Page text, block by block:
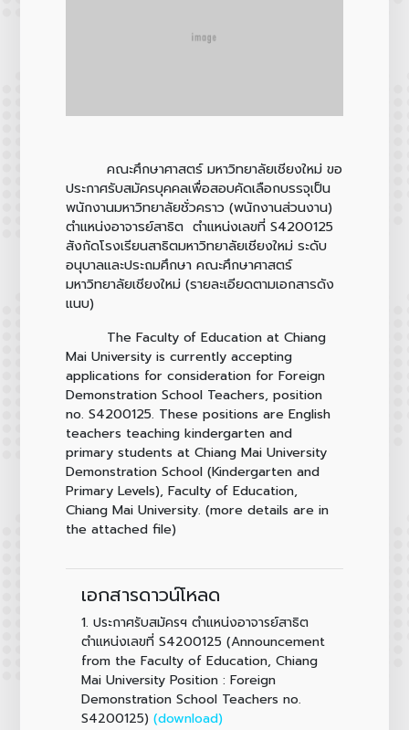
คณะศึกษาศาสตร์ มหาวิทยาลัยเชียงใหม่ ขอ
ประกาศรับสมัครบุคคลเพื่อสอบคัดเลือกบรรจุเป็น
พนักงานมหาวิทยาลัยชั่วคราว (พนักงานส่วนงาน)
ตำแหน่งอาจารย์สาธิต ตำแหน่งเลขที่ S4200125
สังกัดโรงเรียนสาธิตมหาวิทยาลัยเชียงใหม่ ระดับ
อนุบาลและประถมศึกษา คณะศึกษาศาสตร์
มหาวิทยาลัยเชียงใหม่ (รายละเอียดตามเอกสารดัง
แนบ)
The Faculty of Education at Chiang
Mai University is currently accepting
applications for consideration for Foreign
Demonstration School Teachers, position
no. S4200125. These positions are English
teachers teaching kindergarten and
primary students at Chiang Mai University
Demonstration School (Kindergarten and
Primary Levels), Faculty of Education,
Chiang Mai University. (more details are in
the attached file)
เอกสารดาวน์โหลด
1. ประกาศรับสมัครฯ ตำแหน่งอาจารย์สาธิต
ตำแหน่งเลขที่ S4200125 (Announcement
from the Faculty of Education, Chiang
Mai University Position : Foreign
Demonstration School Teachers no.
S4200125) (download)